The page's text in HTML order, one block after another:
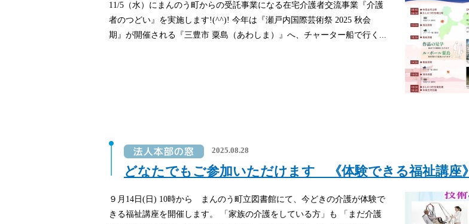
11/5（水）にまんのう町からの受託事業になる在宅介護者交流事業『介護
者のつどい』を実施します!(^^)! 今年は『瀬戸内国際芸術祭 2025 秋会
期』が開催される『三豊市 粟島（あわしま）』へ、チャーター船で行く...
2025.08.28
どなたでもご参加いただけます 《体験できる福祉講座》
９月14日(日) 10時から まんのう町立図書館にて、今どきの介護が体験で
きる福祉講座を開催します。 「家族の介護をしている方」も 「まだ介護